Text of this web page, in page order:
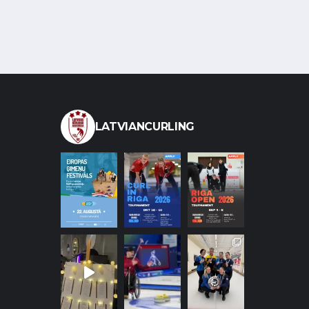
LATVIANCURLING